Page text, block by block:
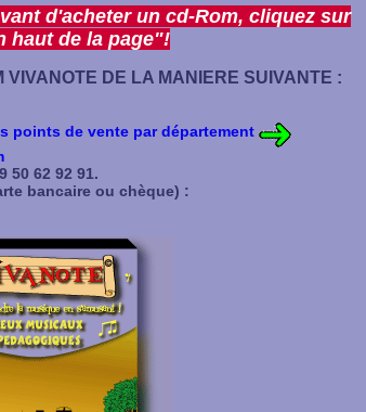
d'acheter un cd-Rom, cliquez sur
haut de la page"!
DE LA MANIERE SUIVANTE :
points de vente par département
50 62 92 91.
bancaire ou chèque) :